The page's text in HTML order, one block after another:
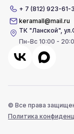
+ 7 (812) 923-61-
keramall@mail.ru
ТК "Ланской",
Пн-Вс 10:00 -
© Все права
Политика